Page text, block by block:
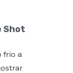
Shot
frio a